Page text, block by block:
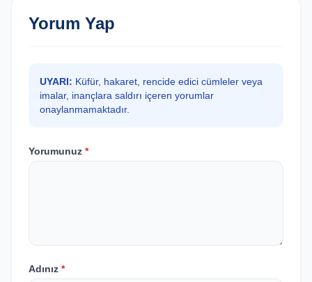
Yorum Yap
UYARI: Küfür, hakaret, rencide edici cümleler veya
imalar, inançlara saldırı içeren yorumlar
onaylanmamaktadır.
Yorumunuz *
Adınız *